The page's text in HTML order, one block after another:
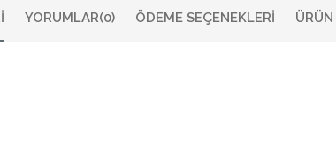
YORUMLAR(0) ÖDEME SEÇENEKLERI